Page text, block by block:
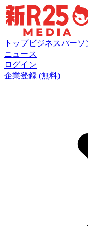
トップビジネスパーソ
ニュース
ログイン
企業登録 (無料)